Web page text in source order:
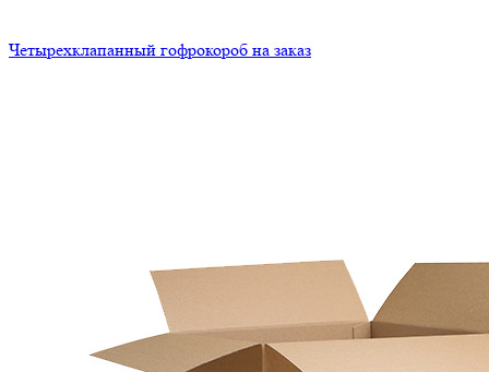
Четырехклапанный гофрокороб на заказ